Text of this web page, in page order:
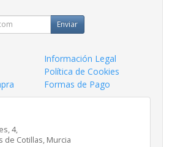
Enviar
Información Legal
Política de Cookies
Formas de Pago
4,
de Cotillas, Murcia